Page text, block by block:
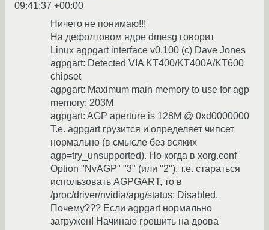
09:41:37 +00:00
Ничего не понимаю!!!
На дефолтовом ядре dmesg говорит
Linux agpgart interface v0.100 (c) Dave Jones
agpgart: Detected VIA KT400/KT400A/KT600
chipset
agpgart: Maximum main memory to use for agp
memory: 203M
agpgart: AGP aperture is 128M @ 0xd0000000
Т.е. agpgart грузится и определяет чипсет
нормально (в смысле без всяких
agp=try_unsupported). Но когда в xorg.conf
Option "NvAGP" "3" (или "2"), т.е. стараться
использовать AGPGART, то в
/proc/driver/nvidia/apg/status: Disabled.
Почему??? Если agpgart нормально
загружен! Начинаю грешить на дрова